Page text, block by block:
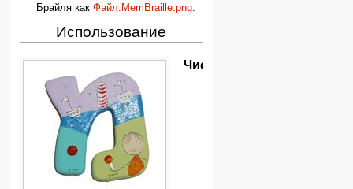
Брайля как Файл:MemBraille.png.
Использование
Числительное